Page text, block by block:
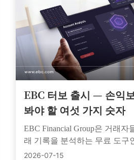
EBC 터보 출시 — 손익
봐야 할 여섯 가지 숫자
EBC Financial Group은 거래자
래 기록을 분석하는 무료 도구
Turbo를 사용하여 성과, 위험 및
2026-07-15